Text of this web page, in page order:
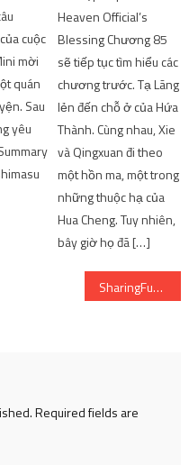
cuộc
mời
quán
Sau
yêu
Heaven Official’s
Blessing Chương 85
sẽ tiếp tục tìm hiểu các
chương trước. Tạ Lãng
lẻn đến chỗ ở của Hứa
Thành. Cùng nhau, Xie
và Qingxuan đi theo
một hồn ma, một trong
những thuộc hạ của
Hua Cheng. Tuy nhiên,
bây giờ họ đã […]
SharingFunVN tặng giftcode Võ Lâm Truyền Kỳ MAX (VLTK MAX) mừng game ra mắt 23/09 | SharingFunVN
Required fields are